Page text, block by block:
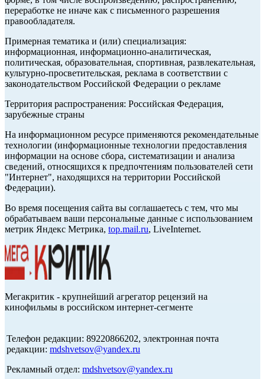
переработке не иначе как с письменного разрешения
правообладателя.
Примерная тематика и (или) специализация:
информационная, информационно-аналитическая,
политическая, образовательная, спортивная, развлекательная,
культурно-просветительская, реклама в соответствии с
законодательством Российской Федерации о рекламе
Территория распространения: Российская Федерация,
зарубежные страны
На информационном ресурсе применяются рекомендательные
технологии (информационные технологии предоставления
информации на основе сбора, систематизации и анализа
сведений, относящихся к предпочтениям пользователей сети
"Интернет", находящихся на территории Российской
Федерации).
Во время посещения сайта вы соглашаетесь с тем, что мы
обрабатываем ваши персональные данные с использованием
метрик Яндекс Метрика, top.mail.ru, LiveInternet.
Мегакритик - крупнейший агрегатор рецензий на
кинофильмы в российском интернет-сегменте
Телефон редакции: 89220866202, электронная почта
редакции: mdshvetsov@yandex.ru
Рекламный отдел: mdshvetsov@yandex.ru